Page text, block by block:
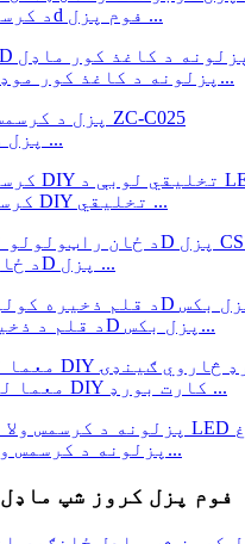
د کرسمس پلورنځي ماشومانو DIY د کرسمس ډالۍ 3d فوم پزل ...
د ماشومانو لپاره د کرسمس لاسي صنایع 3D پزلونه د کاغذ کور موډ...
د DIY لوبو تعلیمي 3d پزل د کرسمس انګړ ودانۍ ...
د ماشومانو لپاره د 3D کرسمس سلیګ پزل ډالۍ DIY تخلیقي ...
د ځان لپاره د دیوال هنر کارت بورډ هاتی سر 3D پزل ...
د قلم د ذخیرې لپاره د ځانګړي ډیزاین پیشو په شکل 3D پزل بکس...
د 3d معما لوبو کاغذي دستګاه د ماشومانو لویان DIY کارت بورډ ...
د لویانو ماشومانو لپاره د 3D پزلونه د کرسمس ولا ماډل کټ...
د ZC-V001A نندارې لپاره ځانګړی ډیزاین 3D فوم پزل کروز شپ ماډل